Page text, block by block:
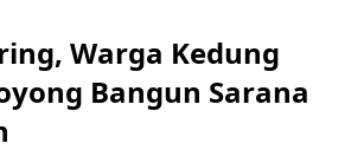
Warga Kedung
Bangun Sarana